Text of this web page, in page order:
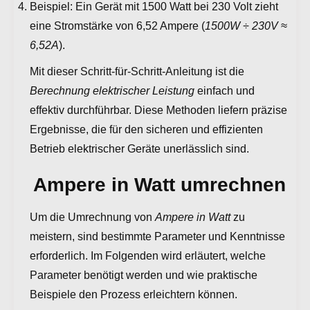
Beispiel: Ein Gerät mit 1500 Watt bei 230 Volt zieht
eine Stromstärke von 6,52 Ampere (1500W ÷ 230V ≈
6,52A).
Mit dieser Schritt-für-Schritt-Anleitung ist die
Berechnung elektrischer Leistung einfach und
effektiv durchführbar. Diese Methoden liefern präzise
Ergebnisse, die für den sicheren und effizienten
Betrieb elektrischer Geräte unerlässlich sind.
Ampere in Watt umrechnen
Um die Umrechnung von Ampere in Wattzu
meistern, sind bestimmte Parameter und Kenntnisse
erforderlich. Im Folgenden wird erläutert, welche
Parameter benötigt werden und wie praktische
Beispiele den Prozess erleichtern können.